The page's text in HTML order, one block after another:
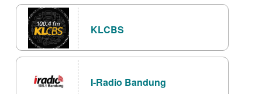
KLCBS
I-Radio Bandung